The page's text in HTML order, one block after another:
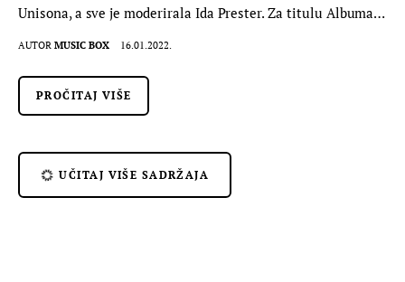
Unisona, a sve je moderirala Ida Prester. Za titulu Albuma…
AUTOR MUSIC BOX 16.01.2022.
PROČITAJ VIŠE
UČITAJ VIŠE SADRŽAJA